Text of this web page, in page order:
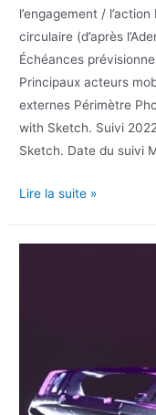
l’engagement /
circulaire (d’après
Échéances
Principaux acteurs
externes Périmètre
with Sketch. Suivi
Sketch. Date du suivi
Lire la suite »